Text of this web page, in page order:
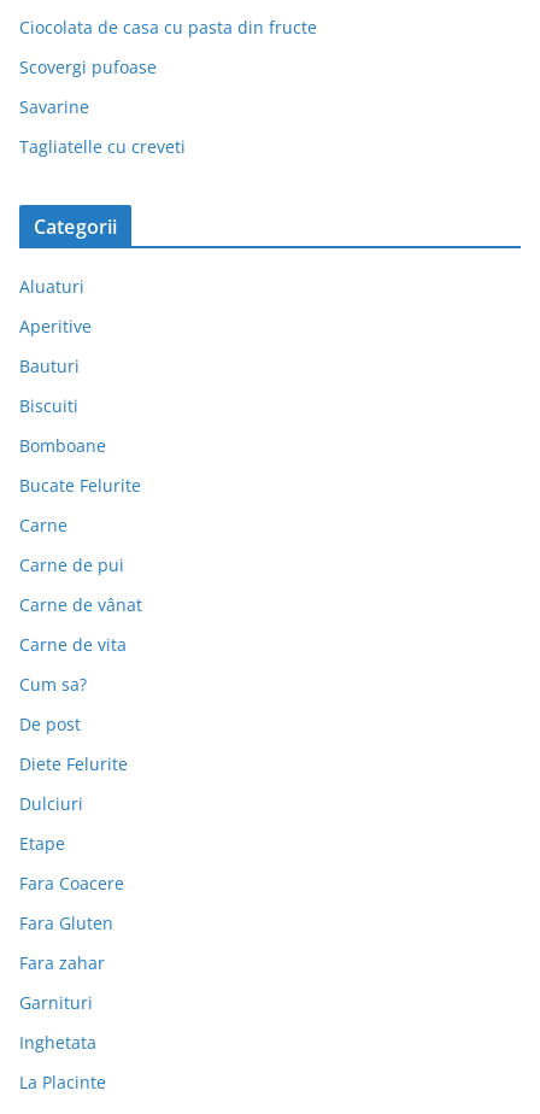
Ciocolata de casa cu pasta din fructe
Scovergi pufoase
Savarine
Tagliatelle cu creveti
Categorii
Aluaturi
Aperitive
Bauturi
Biscuiti
Bomboane
Bucate Felurite
Carne
Carne de pui
Carne de vânat
Carne de vita
Cum sa?
De post
Diete Felurite
Dulciuri
Etape
Fara Coacere
Fara Gluten
Fara zahar
Garnituri
Inghetata
La Placinte